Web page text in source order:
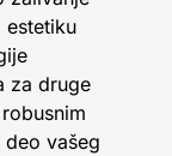
estetiku
za druge
vašeg